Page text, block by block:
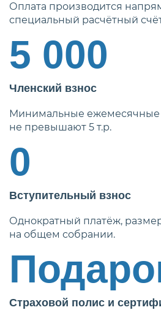
Оплата производится
специальный расчётный
5 000
Членский взнос
Минимальные ежемесячные
не превышают 5 т.р.
0
Вступительный взнос
Однократный платёж,
на общем собрании.
Страховой полис и